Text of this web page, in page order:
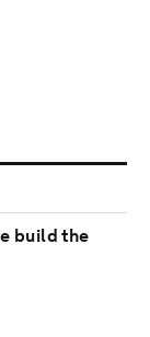
build the